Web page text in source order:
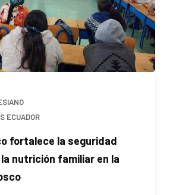
ECUADOR
fortalece la seguridad
nutrición familiar en la